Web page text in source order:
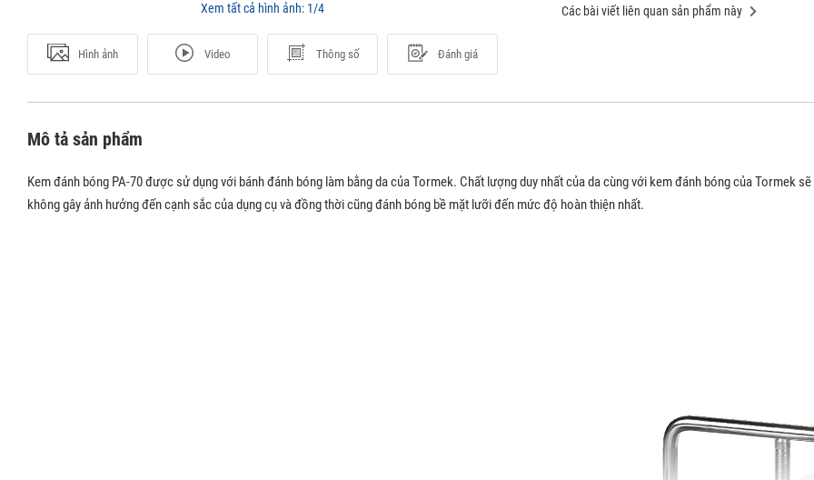
Xem tất cả hình ảnh: 1/4
Hình ảnh Video Thông số Đánh giá
Các bài viết liên quan sản phẩm này
Mô tả sản phẩm
Kem đánh bóng PA-70 được sử dụng với bánh đánh bóng làm bằng da của Tormek. Chất lượng duy nhất của da cùng với kem đánh bóng của Tormek
không gây ảnh hưởng đến cạnh sắc của dụng cụ và đồng thời cũng đánh bóng bề mặt lưỡi đến mức độ hoàn thiện nhất.